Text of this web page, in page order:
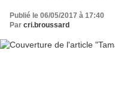
Publié le 06/05/2017 à 17:40
Par cri.broussard